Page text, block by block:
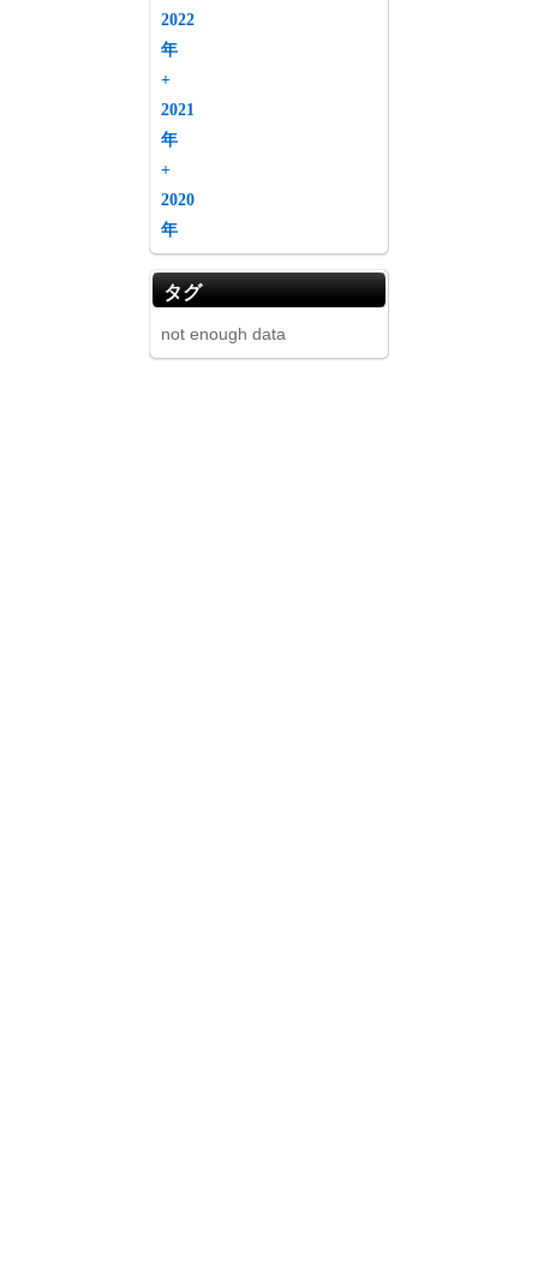
2022
年
+
2021
年
+
2020
年
タグ
not enough data